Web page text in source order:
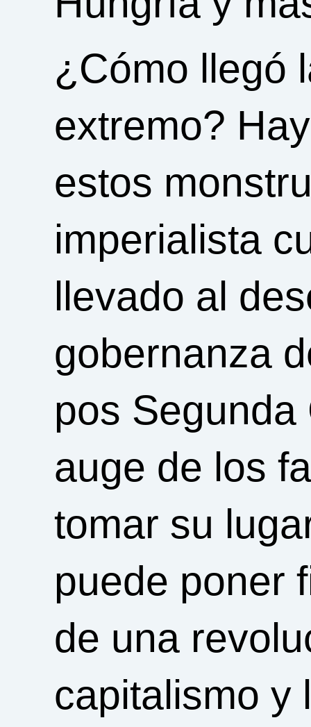
¿Cómo llegó
extremo?
estos
imperialista
llevado al
gobernanza
pos
auge de los
tomar su
puede poner
de una
capitalismo y